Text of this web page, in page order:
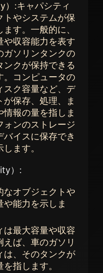
）:キャパシティ
トやシステムが保
す。一般的に、
や収容能力を表す
ガソリンタンクの
ンクが保持できる
。コンピュータの
スク容量など、デ
保存、処理、ま
報の量を指しま
ォンのストレージ
イスに保存でき
ます。
）:
なオブジェクトや
や能力を示しま
は最大容量や収容
ば、車のガソリ
は、そのタンクが
指します。